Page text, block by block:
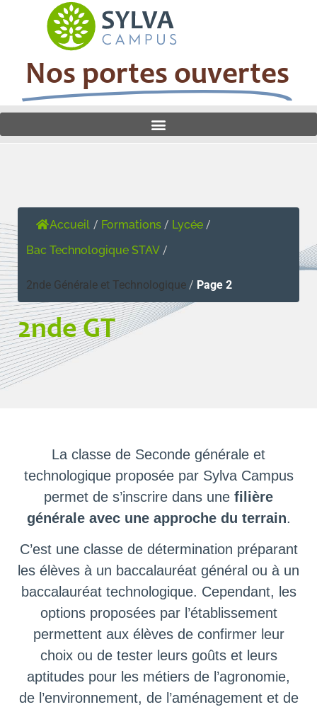
Nos portes ouvertes
Accueil / Formations / Lycée /
Bac Technologique STAV /
2nde Générale et Technologique / Page 2
2nde GT
La classe de Seconde générale et
technologique proposée par Sylva Campus
permet de s’inscrire dans une filière
générale avec une approche du terrain.
C’est une classe de détermination préparant
les élèves à un baccalauréat général ou à un
baccalauréat technologique. Cependant, les
options proposées par l’établissement
permettent aux élèves de confirmer leur
choix ou de tester leurs goûts et leurs
aptitudes pour les métiers de l’agronomie,
de l’environnement, de l’aménagement et de